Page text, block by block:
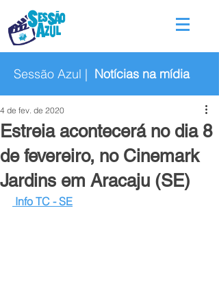
Sessão Azul | Notícias na mídia
Estreia acontecerá no dia 8
de fevereiro, no Cinemark
Jardins em Aracaju (SE)
4 de fev. de 2020
Info TC - SE